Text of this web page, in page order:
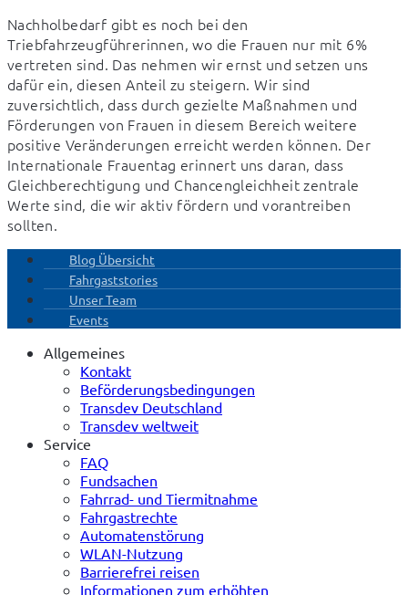
Nachholbedarf gibt es noch bei den
Triebfahrzeugführerinnen, wo die Frauen nur mit 6%
vertreten sind. Das nehmen wir ernst und setzen uns
dafür ein, diesen Anteil zu steigern. Wir sind
zuversichtlich, dass durch gezielte Maßnahmen und
Förderungen von Frauen in diesem Bereich weitere
positive Veränderungen erreicht werden können. Der
Internationale Frauentag erinnert uns daran, dass
Gleichberechtigung und Chancengleichheit zentrale
Werte sind, die wir aktiv fördern und vorantreiben
sollten.
Blog Übersicht
Fahrgaststories
Unser Team
Events
Allgemeines
Kontakt
Beförderungsbedingungen
Transdev Deutschland
Transdev weltweit
Service
FAQ
Fundsachen
Fahrrad- und Tiermitnahme
Fahrgastrechte
Automatenstörung
WLAN-Nutzung
Barrierefrei reisen
Informationen zum erhöhten